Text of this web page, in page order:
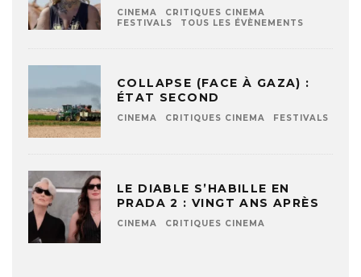
CINEMA
CRITIQUES CINEMA
FESTIVALS
TOUS LES ÉVÈNEMENTS
COLLAPSE (FACE À GAZA) :
ÉTAT SECOND
CINEMA CRITIQUES CINEMA FESTIVALS
LE DIABLE S’HABILLE EN
PRADA 2 : VINGT ANS APRÈS
CINEMA CRITIQUES CINEMA